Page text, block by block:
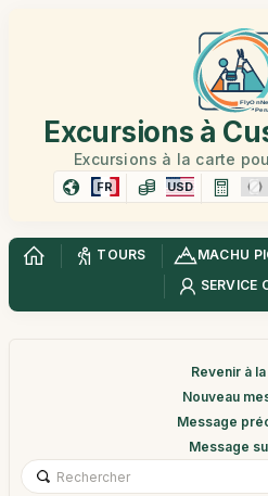
Excursions à
Excursions à la carte
FR USD
TOURS MACHU
SERVICE
Revenir à
Nouveau
Message
Message